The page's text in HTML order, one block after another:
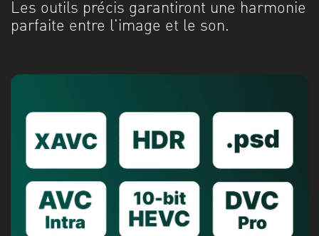
Les outils précis garantiront une harmonie
parfaite entre l'image et le son.